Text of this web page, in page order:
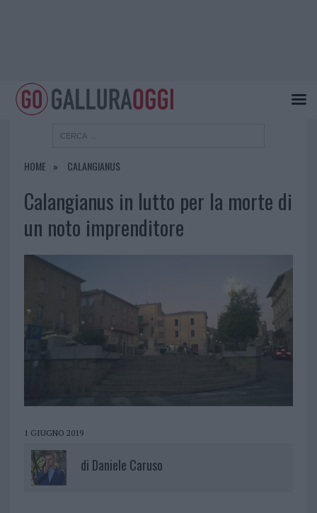
HOME CALANGIANUS
Calangianus in lutto per la morte di
un noto imprenditore
1 GIUGNO 2019
di Daniele Caruso